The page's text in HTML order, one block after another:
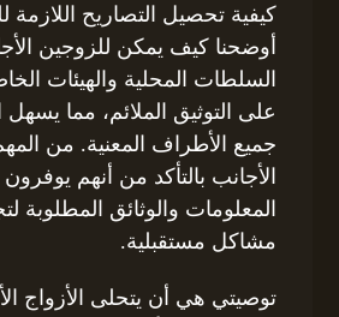
كيفية تحصيل التصاريح اللازمة
أوضحنا كيف يمكن للزوجين
السلطات المحلية والهيئات
على التوثيق الملائم، مما يسهل
جميع الأطراف المعنية. من
الأجانب بالتأكد من أنهم
المعلومات والوثائق المطلوبة
مشاكل مستقبلية.
توصيتي هي أن يتحلى الأزواج